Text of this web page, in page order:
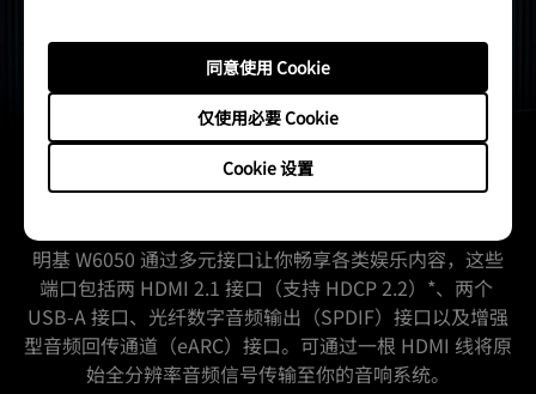
Cookie 设置
仅使用必要 Cookie
同意使用 Cookie
卓越的视听盛宴
明基 W6050 通过多元接口让你畅享各类娱乐内容，这些
端口包括两 HDMI 2.1 接口（支持 HDCP 2.2）*、两个
USB-A 接口、光纤数字音频输出（SPDIF）接口以及增强
型音频回传通道（eARC）接口。可通过一根 HDMI 线将原
始全分辨率音频信号传输至你的音响系统。